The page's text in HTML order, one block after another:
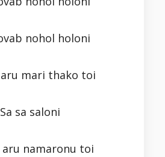
nohol holoni
aru mari thako toi
Sa sa saloni
aru namaronu toi